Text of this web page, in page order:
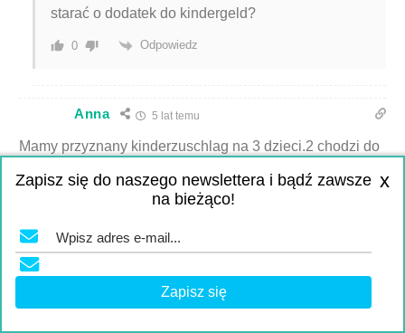
starać o dodatek do kindergeld?
0 Odpowiedz
Anna 5 lat temu
Mamy przyznany kinderzuschlag na 3 dzieci.2 chodzi do
działa,gdzie trzeba złożyć wniosek o dofinanowanie i czy
również płacą na kazde dziecko.
37
Zapisz się do naszego newslettera i bądź zawsze
na bieżąco!
x